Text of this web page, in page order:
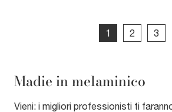
1 2 3
Madie in melaminico
Vieni: i migliori professionisti ti